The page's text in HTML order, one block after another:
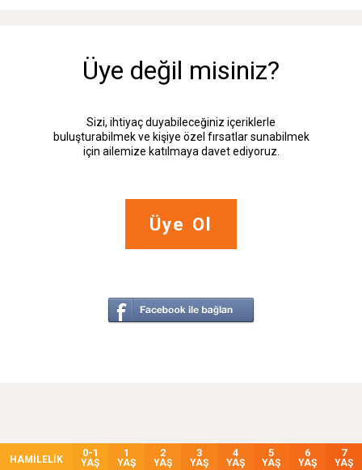
Üye değil misiniz?
Sizi, ihtiyaç duyabileceğiniz içeriklerle
buluşturabilmek ve kişiye özel fırsatlar sunabilmek
için ailemize katılmaya davet ediyoruz.
Üye Ol
HAMİLELİK
0-1
YAŞ
1
YAŞ
2
YAŞ
3
YAŞ
4
YAŞ
5
YAŞ
6
YAŞ
7
YAŞ